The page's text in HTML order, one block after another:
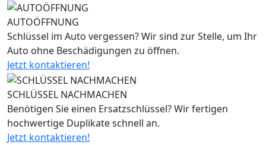
AUTOÖFFNUNG
Schlüssel im Auto vergessen? Wir sind zur Stelle, um Ihr
Auto ohne Beschädigungen zu öffnen.
Jetzt kontaktieren!
SCHLÜSSEL NACHMACHEN
Benötigen Sie einen Ersatzschlüssel? Wir fertigen
hochwertige Duplikate schnell an.
Jetzt kontaktieren!